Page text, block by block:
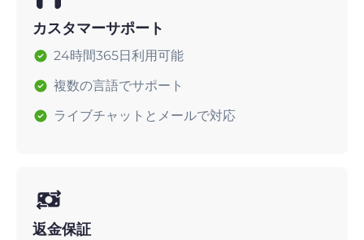
カスタマーサポート
24時間365日利用可能
複数の言語でサポート
ライブチャットとメールで対応
返金保証